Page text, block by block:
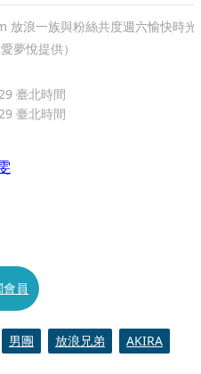
放浪一族與粉絲共度週六愉快時光
愛夢悅提供）
臺北時間
臺北時間
員
男團 放浪兄弟 AKIRA